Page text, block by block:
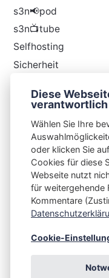
s3n📢pod
s3n📺tube
Selfhosting
Sicherheit
Thunderbird
Integrating Open-
Impressum
Diese
verantwortlich
Wählen Sie Ihre
oder klicken Sie
Cookies für diese
Webseite nutzt
für weitergehende
Kommentare
Cookie-